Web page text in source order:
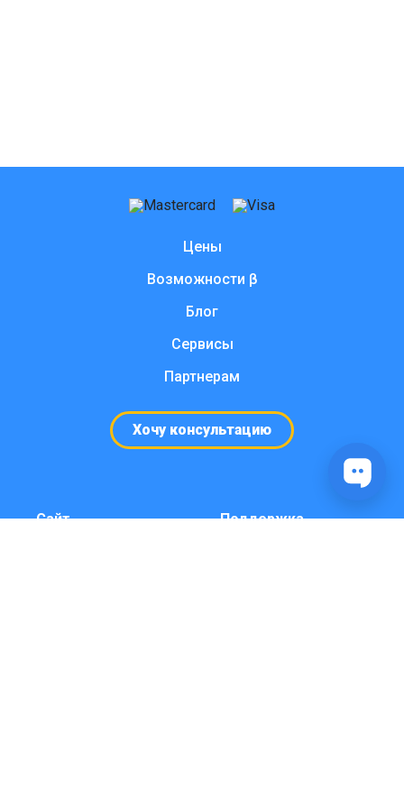
Цены
Возможности β
Блог
Сервисы
Партнерам
Хочу консультацию
Сайт
Поддержка